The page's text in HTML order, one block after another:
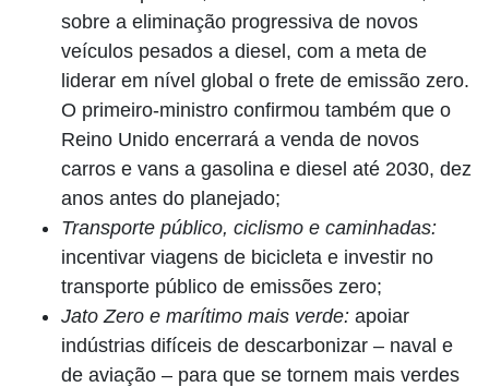
sobre a eliminação progressiva de novos
veículos pesados a diesel, com a meta de
liderar em nível global o frete de emissão zero.
O primeiro-ministro confirmou também que o
Reino Unido encerrará a venda de novos
carros e vans a gasolina e diesel até 2030, dez
anos antes do planejado;
Transporte público, ciclismo e caminhadas:
incentivar viagens de bicicleta e investir no
transporte público de emissões zero;
Jato Zero e marítimo mais verde: apoiar
indústrias difíceis de descarbonizar – naval e
de aviação – para que se tornem mais verdes